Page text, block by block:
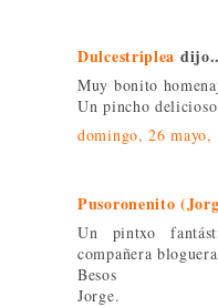
Dulcestriplea
Muy bonito
Un pincho
domingo, 26 mayo,
Pusoronenito
Un pintxo
compañera
Besos
Jorge.